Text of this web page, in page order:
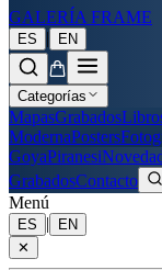
GALERÍA FRAME
ES | EN
Categorías
MapasGrabados
ModernaPosters
GoyaPiranesi
GrabadosContacto
Menú
ES |
EN
✕